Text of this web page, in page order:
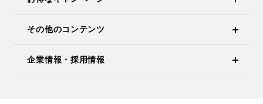
その他のコンテンツ
企業情報・採用情報